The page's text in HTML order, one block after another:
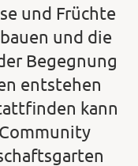
und Früchte
und die
Begegnung
entstehen
kann